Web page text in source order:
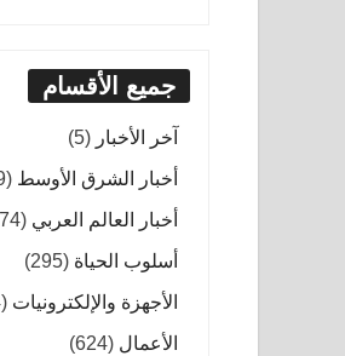
جميع الأقسام
آخر الأخبار (5)
أخبار الشرق الأوسط (379)
أخبار العالم العربي (174)
أسلوب الحياة (295)
الأجهزة والإلكترونيات (804)
الأعمال (624)